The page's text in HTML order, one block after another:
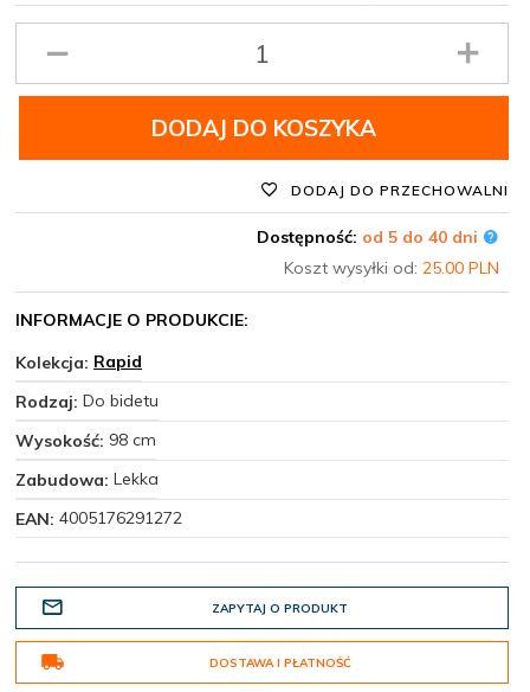
produktu
DODAJ DO KOSZYKA
DODAJ DO PRZECHOWALNI
Dostępność: od 5 do 40 dni
Koszt wysyłki od: 25.00 PLN
INFORMACJE O PRODUKCIE:
Kolekcja: Rapid
Rodzaj: Do bidetu
Wysokość: 98 cm
Zabudowa: Lekka
EAN: 4005176291272
ZAPYTAJ O PRODUKT
DOSTAWA I PŁATNOŚĆ